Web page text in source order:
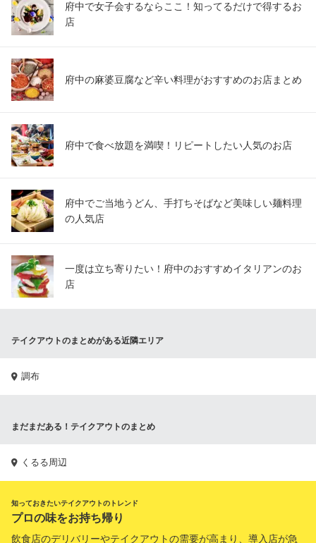
府中で女子会するならここ！知ってるだけで得するお
店
府中の麻婆豆腐など辛い料理がおすすめのお店まとめ
府中で食べ放題を満喫！リピートしたい人気のお店
府中でご当地うどん、手打ちそばなど美味しい麺料理
の人気店
一度は立ち寄りたい！府中のおすすめイタリアンのお
店
テイクアウトのまとめがある近隣エリア
調布
まだまだある！テイクアウトのまとめ
くるる周辺
知っておきたいテイクアウトのトレンド
プロの味をお持ち帰り
飲食店のデリバリーやテイクアウトの需要が高まり、導入店が急